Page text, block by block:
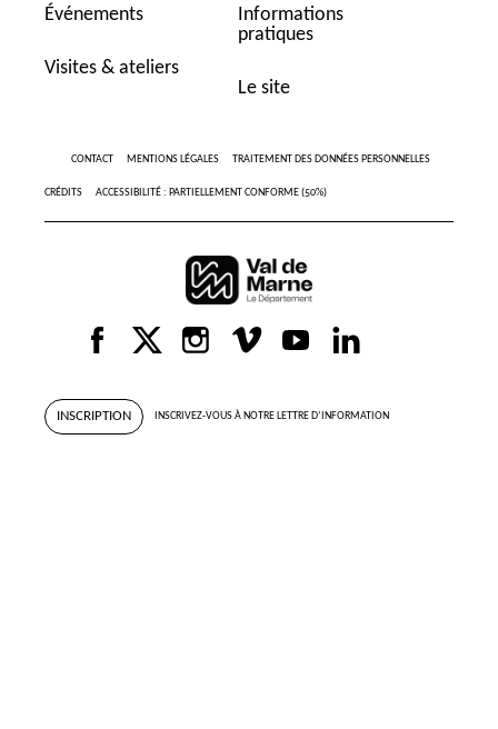
Événements
Visites & ateliers
Informations
pratiques
Le site
CONTACT MENTIONS LÉGALES TRAITEMENT DES DONNÉES PERSONNELLES
CRÉDITS ACCESSIBILITÉ : PARTIELLEMENT CONFORME (50%)
INSCRIPTION INSCRIVEZ-VOUS À NOTRE LETTRE D’INFORMATION